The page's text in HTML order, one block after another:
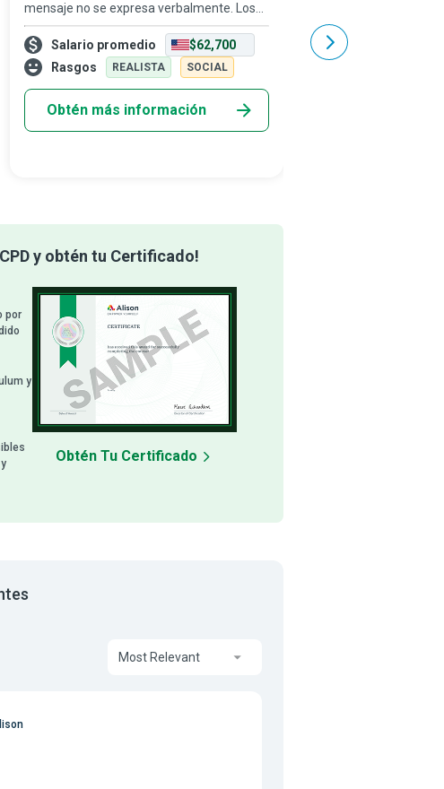
mensaje no se expresa verbalmente. Los
expertos en lenguaje corporal son los
magos de la comunicación que nos ayudan
a interpretar con precisión las accione
Salario promedio
$62,700
Rasgos
REALISTA SOCIAL
Obtén más información
traductores son los
inteligible toda una
palabra escrita de uno
Salario promedio
y obtén tu Certificado!
por
y
Obtén Tu Certificado
Most Relevant